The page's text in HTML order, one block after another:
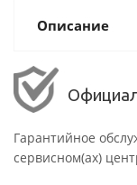
Описание
Гарантийное
сервисном(ах)